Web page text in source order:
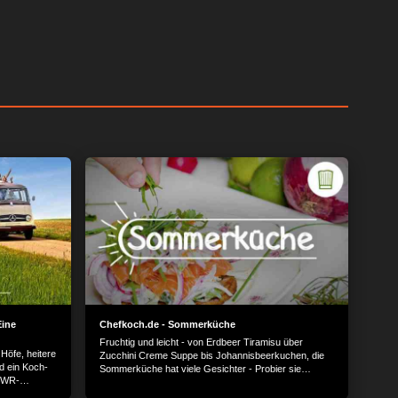
heitere
ein Koch-
Chefkoch.de - Sommerküche
Fruchtig und leicht - von Erdbeer Tiramisu über
Zucchini Creme Suppe bis Johannisbeerkuchen, die
Sommerküche hat viele Gesichter - Probier sie